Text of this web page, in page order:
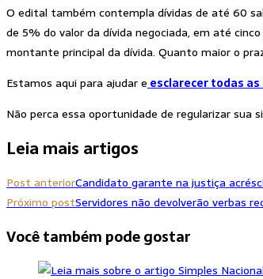
O edital também contempla dívidas de até 60
de 5% do valor da dívida negociada, em até
montante principal da dívida. Quanto maior o
Estamos aqui para ajudar e esclarecer todas
Não perca essa oportunidade de regularizar sua
Leia mais artigos
Post anteriorCandidato garante na justiça
Próximo postServidores não devolverão verbas
Você também pode gostar